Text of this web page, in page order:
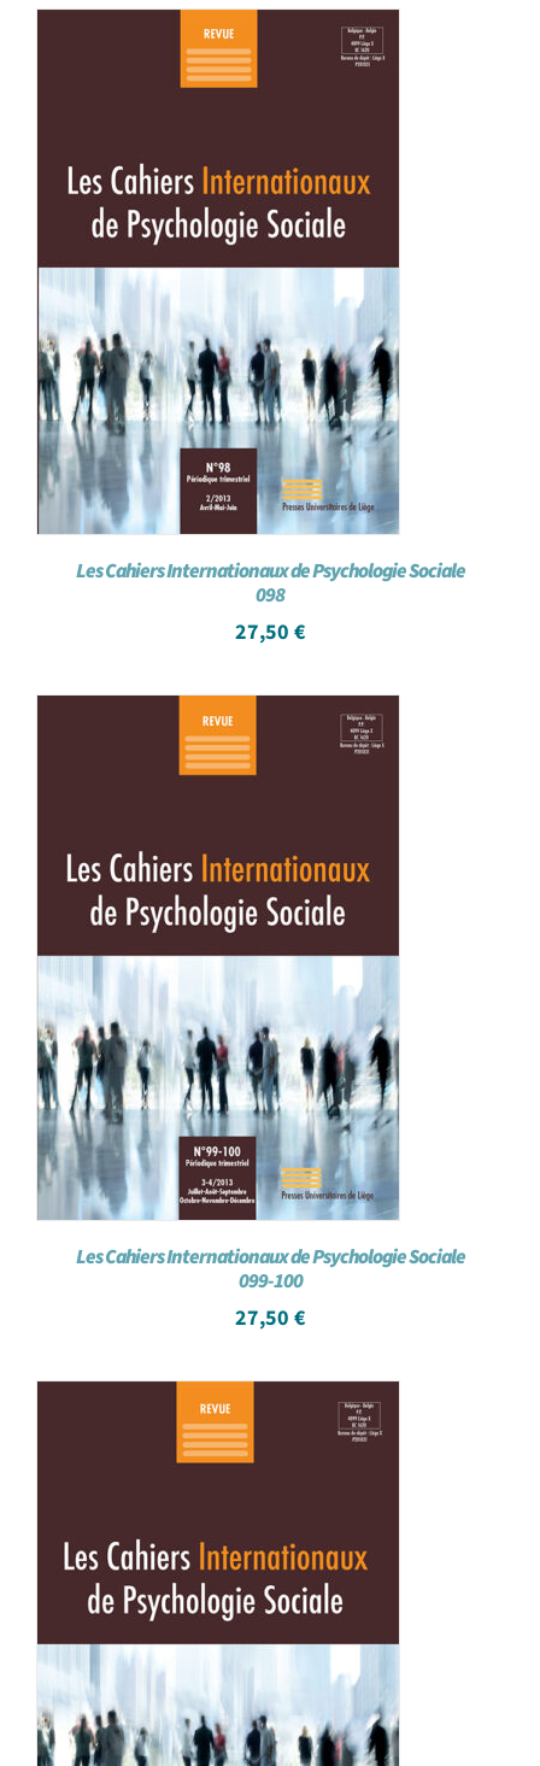
Les Cahiers Internationaux de Psychologie Sociale
098
27,50 €
Les Cahiers Internationaux de Psychologie Sociale
099-100
27,50 €